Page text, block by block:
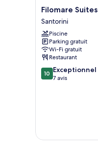
piscine
Filomare
Suites
Santorini
Filomare Suites
Santorini
Piscine
Parking gratuit
Wi-Fi gratuit
Restaurant
10.0
sur
10 Exceptionnel
7 avis